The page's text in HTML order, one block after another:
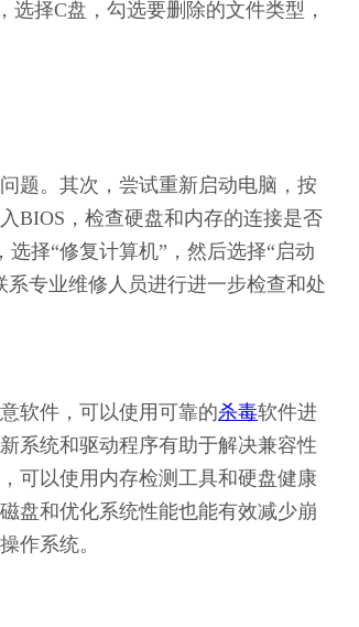
选择C盘，勾选要删除的文件类型，
题。其次，尝试重新启动电脑，按
BIOS，检查硬盘和内存的连接是否
择“修复计算机”，然后选择“启动
专业维修人员进行进一步检查和处
软件，可以使用可靠的杀毒软件进
系统和驱动程序有助于解决兼容性
可以使用内存检测工具和硬盘健康
盘和优化系统性能也能有效减少崩
作系统。